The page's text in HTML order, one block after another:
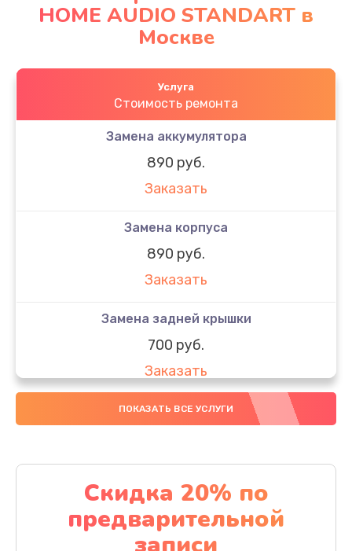
HOME AUDIO STANDART в
Москве
Услуга
Стоимость ремонта
Замена аккумулятора
890 руб.
Заказать
Замена корпуса
890 руб.
Заказать
Замена задней крышки
700 руб.
Заказать
Комплексная чистка
Заказать
Замена стекла
1100 руб.
ПОКАЗАТЬ ВСЕ УСЛУГИ
Скидка 20% по
предварительной